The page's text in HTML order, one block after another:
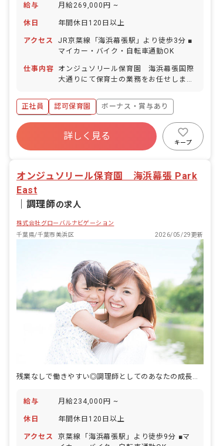
給与 月給269,000円 ~
休日 年間休日120日以上
アクセス
JR京葉線「海浜幕張駅」より徒歩3分 ■
マイカー・バイク・自転車通勤OK
仕事内容
オンジュソリール保育園 海浜幕張国際
大通りにて保育士の業務をお任せしま
任業務 ・連絡帳記入 ・週案、月案の記
入 ・保護者対応（アプリ）
正社員 認可保育園
ボーナス・賞与あり
年間休日120日以上
寮・住宅・家賃補助あり
社会保険完備
詳しく見る
キープ
オンジュソリール保育園 海浜幕張 Park
East
調理師の求人
株式会社グローバルナビゲーション
千葉県/千葉市美浜区
2026/05/29更新
給与 月給234,000円 ~
休日 年間休日120日以上
アクセス
京葉線「海浜幕張駅」より徒歩9分 ■マ